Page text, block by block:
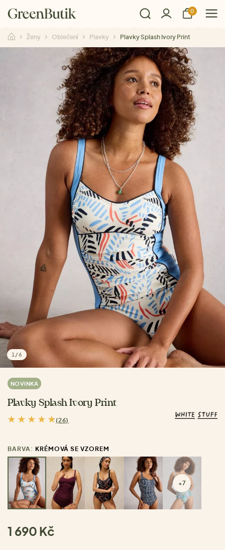
0
Ženy Oblečení Plavky Plavky Splash Ivory Print
1 /6
NOVINKA
Plavky Splash Ivory Print
(26)
BARVA: KRÉMOVÁ SE VZOREM
+7
1 690 Kč